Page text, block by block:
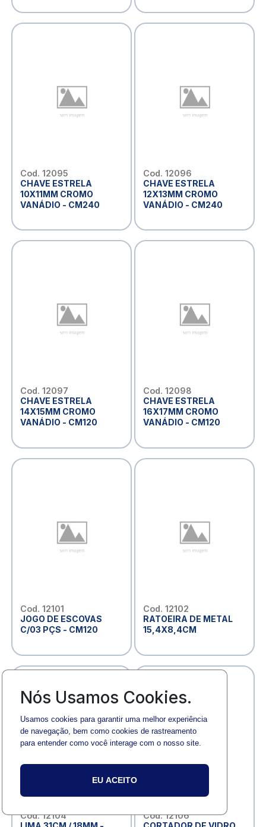
Cod. 12095
CHAVE ESTRELA
10X11MM CROMO
VANÁDIO - CM240
Cod. 12096
CHAVE ESTRELA
12X13MM CROMO
VANÁDIO - CM240
Cod. 12097
CHAVE ESTRELA
14X15MM CROMO
VANÁDIO - CM120
Cod. 12098
CHAVE ESTRELA
16X17MM CROMO
VANÁDIO - CM120
Cod. 12101
JOGO DE ESCOVAS
C/03 PÇS - CM120
Cod. 12102
RATOEIRA DE METAL
15,4X8,4CM
Cod. 12104
Cod. 12106
Nós Usamos Cookies.
Usamos cookies para garantir uma melhor experiência
de navegação, bem como cookies de rastreamento
para entender como você interage com o nosso site.
EU ACEITO